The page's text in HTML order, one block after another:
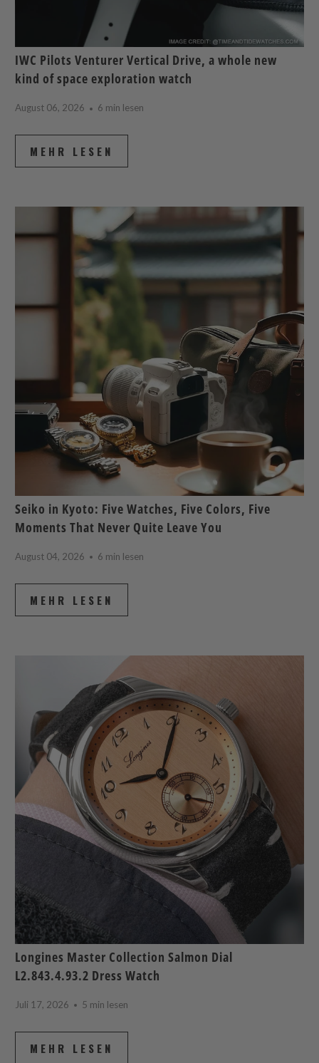
IWC Pilots Venturer Vertical Drive, a whole new
kind of space exploration watch
August 06, 2026 6 min lesen
MEHR LESEN
Seiko in Kyoto: Five Watches, Five Colors, Five
Moments That Never Quite Leave You
August 04, 2026 6 min lesen
MEHR LESEN
Longines Master Collection Salmon Dial
L2.843.4.93.2 Dress Watch
Juli 17, 2026 5 min lesen
MEHR LESEN